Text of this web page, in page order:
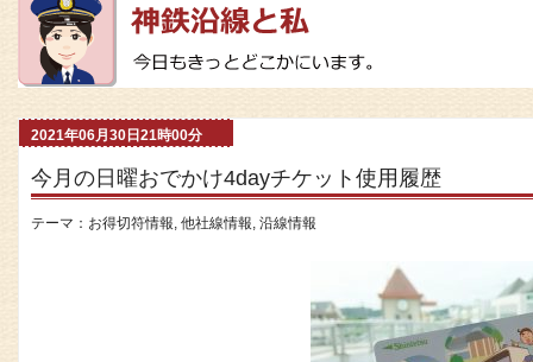
2021年06月30日21時00分
今月の日曜おでかけ4dayチケット使用履歴
テーマ： お得切符情報, 他社線情報, 沿線情報